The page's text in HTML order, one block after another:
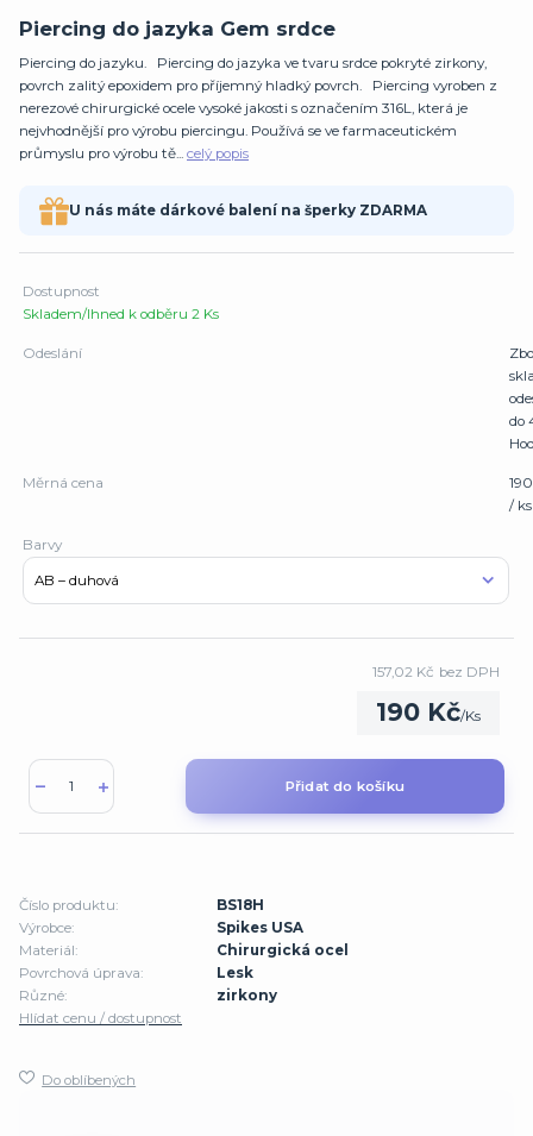
Piercing do jazyka Gem srdce
Piercing do jazyku. Piercing do jazyka ve tvaru srdce pokryté zirkony,
povrch zalitý epoxidem pro příjemný hladký povrch. Piercing vyroben z
nerezové chirurgické ocele vysoké jakosti s označením 316L, která je
nejvhodnější pro výrobu piercingu. Používá se ve farmaceutickém
průmyslu pro výrobu tě... celý popis
U nás máte dárkové balení na šperky ZDARMA
Dostupnost
Skladem/Ihned k odběru 2 Ks
Odeslání
do
Měrná cena
/ ks
Barvy
190 Kč/Ks
157,02 Kč bez DPH
Přidat do košíku
Číslo produktu:
BS18H
Výrobce:
Spikes USA
Materiál:
Chirurgická ocel
Povrchová úprava:
Lesk
Různé:
zirkony
Hlídat cenu / dostupnost
Do oblíbených